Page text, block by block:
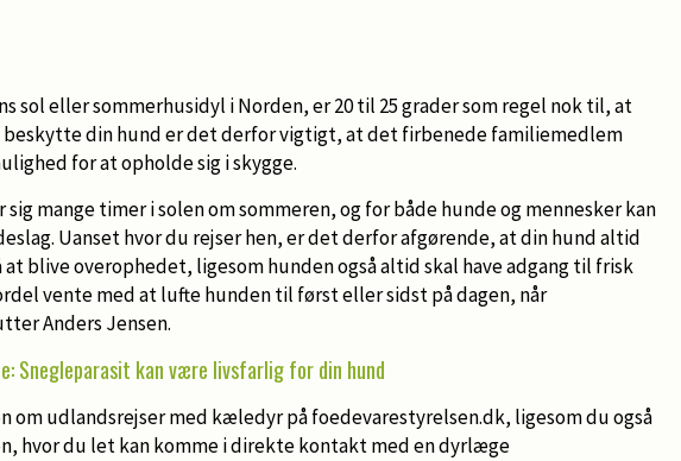
sol eller sommerhusidyl i Norden, er 20 til 25 grader som regel nok til, at
beskytte din hund er det derfor vigtigt, at det firbenede familiemedlem
for at opholde sig i skygge.
mange timer i solen om sommeren, og for både hunde og mennesker kan
Uanset hvor du rejser hen, er det derfor afgørende, at din hund altid
blive overophedet, ligesom hunden også altid skal have adgang til frisk
vente med at lufte hunden til først eller sidst på dagen, når
Anders Jensen.
Snegleparasit kan være livsfarlig for din hund
om udlandsrejser med kæledyr på foedevarestyrelsen.dk, ligesom du også
hvor du let kan komme i direkte kontakt med en dyrlæge